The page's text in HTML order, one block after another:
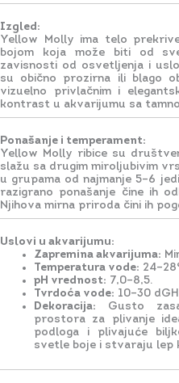
Izgled:
Yellow Molly ima telo
bojom koja može biti od
zavisnosti od osvetljenja i
su obično prozirna ili blago
vizuelno privlačnim i
kontrast u akvarijumu sa
Ponašanje i temperament:
Yellow Molly ribice su
slažu sa drugim miroljubivim
u grupama od najmanje 5–6
razigrano ponašanje čine ih
Njihova mirna priroda čini ih
Uslovi u akvarijumu:
Zapremina akvarijuma:
Temperatura vode:
pH vrednost: 7,0–8,5.
Tvrdoća vode: 10–30
Dekoracija: Gusto
prostora za plivanje
podloga i plivajuće
svetle boje i stvaraju lep